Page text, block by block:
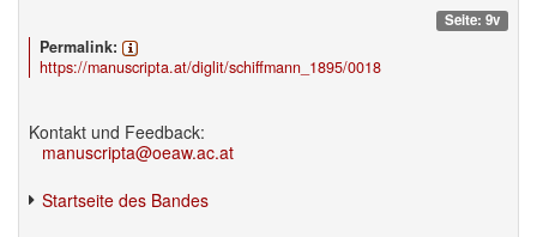
Seite: 9v
Permalink:
https://manuscripta.at/diglit/schiffmann_1895/0018
Kontakt und Feedback:
manuscripta@oeaw.ac.at
Startseite des Bandes